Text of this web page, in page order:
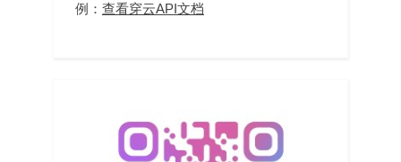
例： 查看穿云API文档